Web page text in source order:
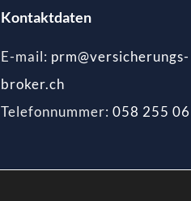
Kontaktdaten
E-mail: prm@versicherungs-
broker.ch
Telefonnummer:058 255